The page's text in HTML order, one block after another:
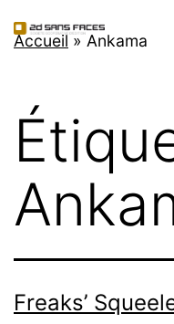
au
2d
Sans
Accueil»Ankama
Freaks’